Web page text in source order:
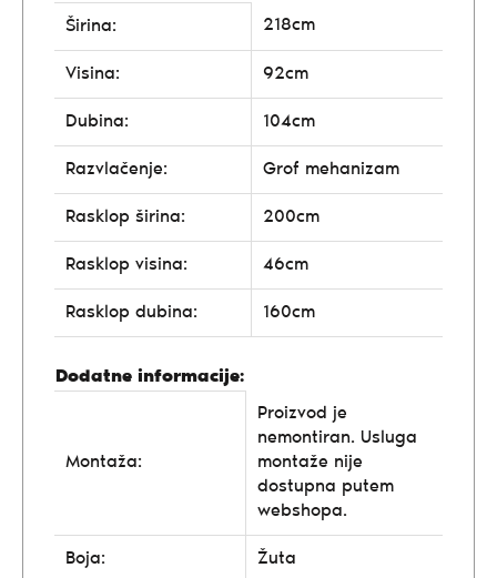
Širina:
218cm
Visina: 92cm
Dubina: 104cm
Razvlačenje: Grof mehanizam
Rasklop širina: 200cm
Rasklop visina: 46cm
Rasklop dubina: 160cm
Dodatne informacije:
Montaža:
Proizvod je
nemontiran. Usluga
montaže nije
dostupna putem
webshopa.
Boja: Žuta